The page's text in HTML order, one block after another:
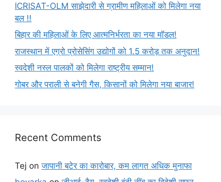
ICRISAT-OLM साझेदारी से ग्रामीण महिलाओं को मिलेगा नया
बल !!
बिहार की महिलाओं के लिए आत्मनिर्भरता का नया मॉडल!
राजस्थान में एग्रो प्रोसेसिंग उद्योगों को 1.5 करोड़ तक अनुदान!
स्वदेशी नस्ल पालकों को मिलेगा राष्ट्रीय सम्मान!
गोबर और पराली से बनेगी गैस, किसानों को मिलेगा नया बाजार!
Recent Comments
Tej onजापानी बटेर का कारोबार, कम लागत अधिक मुनाफा